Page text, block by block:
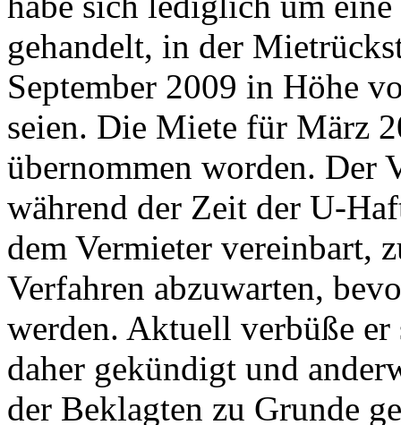
gehandelt, in der
September 2009 in Höhe
seien. Die Miete für März
übernommen worden. Der
während der Zeit der U-
dem Vermieter vereinbart,
Verfahren abzuwarten,
werden. Aktuell verbüße
daher gekündigt und
der Beklagten zu Grunde